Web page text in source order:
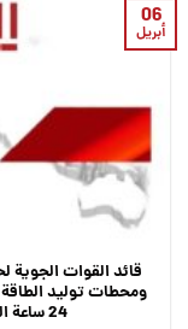
قائد القوات الجوية
ومحطات توليد
24 ساعة الماضية والعدو لم يعترض أي صاروخ
06
أبريل